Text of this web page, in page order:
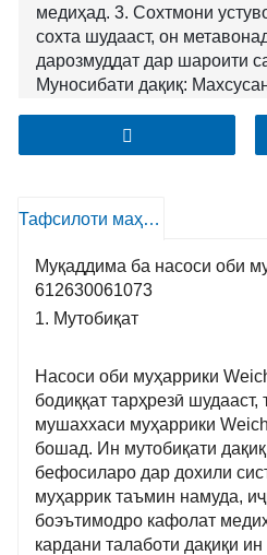
медиҳад. 3. Сохтмони
сохта шудааст, он
дарозмуддат дар шароити
Муносибати дақиқ:
ва ҳамгироии бефосиларо
Тафсилоти маҳсулот
Муқаддима ба насоси оби
612630061073
1. Мутобиқат
Насоси оби муҳаррики
бодиққат тарҳрезӣ
мушаххаси муҳаррики
бошад. Ин мутобиқати
бефосиларо дар дохили
муҳаррик таъмин намуда,
боэътимодро кафолат
кардани талаботи дақиқи